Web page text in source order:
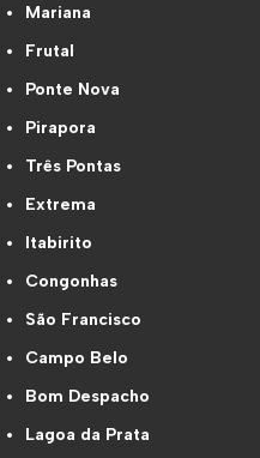
Mariana
Frutal
Ponte Nova
Pirapora
Três Pontas
Extrema
Itabirito
Congonhas
São Francisco
Campo Belo
Bom Despacho
Lagoa da Prata